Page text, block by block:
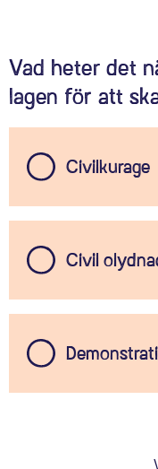
offentlig handling.
Vad heter det
lagen för att
Civilkurage
Civil